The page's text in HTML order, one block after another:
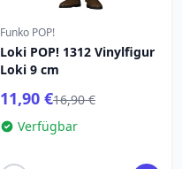
Funko POP!
Loki POP! 1312 Vinylfigur
Loki 9 cm
11,90 €16,90 €
Verfügbar